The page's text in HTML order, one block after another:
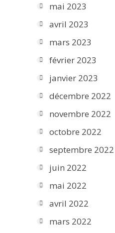
mai 2023
avril 2023
mars 2023
février 2023
janvier 2023
décembre 2022
novembre 2022
octobre 2022
septembre 2022
juin 2022
mai 2022
avril 2022
mars 2022